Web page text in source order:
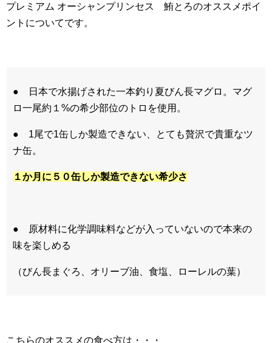
プレミアム オーシャンプリンセス 鮪とろのオススメポイ
ントについてです。
● 日本で水揚げされた一本釣り夏びん長マグロ。マグ
ロ一尾約１%の希少部位のトロを使用。
● 1尾で1缶しか製造できない、とても贅沢で貴重なツ
ナ缶。
１か月に５０缶しか製造できない希少さ
● 原材料に化学調味料などが入っていないので本来の
味を楽しめる
（びん長まぐろ、オリーブ油、食塩、ローレルの葉）
こちらのオススメの食べ方は・・・